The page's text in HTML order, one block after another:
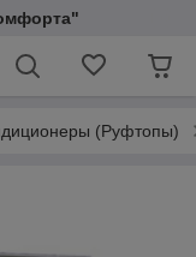
(Pуфтопы)